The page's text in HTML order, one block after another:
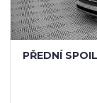
PŘEDNÍ